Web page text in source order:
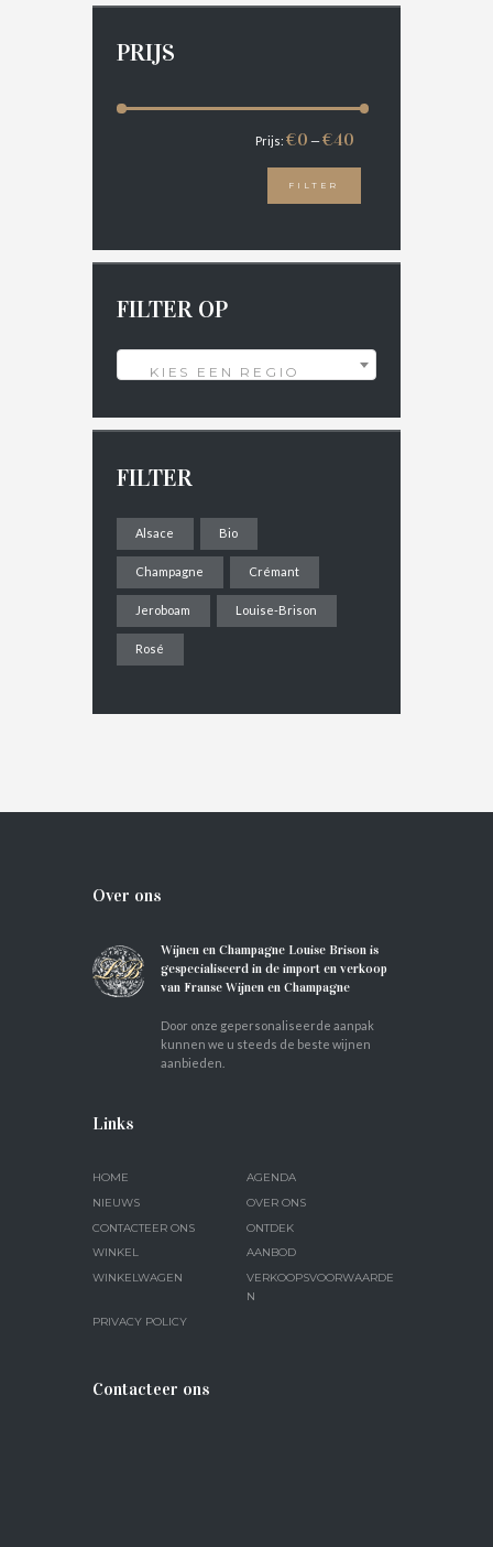
PRIJS
FILTER
Prijs:€0 —€40
FILTER OP
KIES EEN REGIO
FILTER
Alsace Bio
Champagne Crémant
Jeroboam Louise-Brison
Rosé
Over ons
Wijnen en Champagne Louise Brison is
gespecialiseerd in de import en verkoop
van Franse Wijnen en Champagne
Door onze gepersonaliseerde aanpak
kunnen we u steeds de beste wijnen
aanbieden.
Links
HOME
AGENDA
NIEUWS
OVER ONS
CONTACTEER ONS
ONTDEK
WINKEL
AANBOD
WINKELWAGEN
VERKOOPSVOORWAARDE
N
PRIVACY POLICY
Contacteer ons